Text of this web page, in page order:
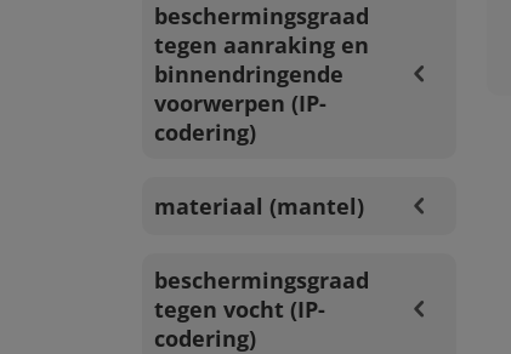
beschermingsgraad
tegen aanraking en
binnendringende
voorwerpen (IP-
codering)
materiaal (mantel)
beschermingsgraad
tegen vocht (IP-
codering)